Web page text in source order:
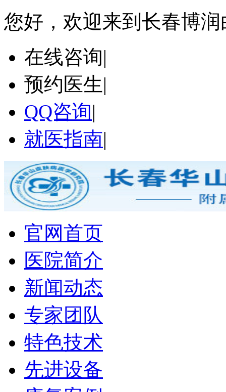
您好，欢迎来到长春博
在线咨询|
预约医生|
QQ咨询|
就医指南|
官网首页
医院简介
新闻动态
专家团队
特色技术
先进设备